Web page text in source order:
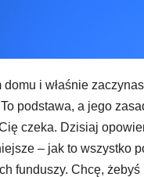
domu i właśnie
To podstawa, a jego
czeka. Dzisiaj
– jak to wszystko
funduszy. Chcę,